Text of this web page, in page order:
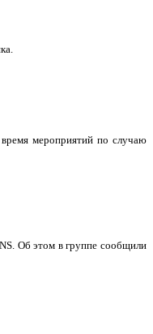
мероприятий по случаю
Об этом в группе сообщили